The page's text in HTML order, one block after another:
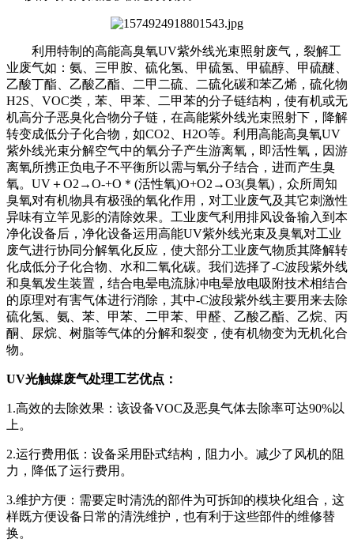
利用特制的高能高臭氧UV紫外线光束照射废气，裂解工
业废气如：氨、三甲胺、硫化氢、甲硫氢、甲硫醇、甲硫醚、
乙酸丁酯、乙酸乙酯、二甲二硫、二硫化碳和苯乙烯，硫化物
H2S、VOC类，苯、甲苯、二甲苯的分子链结构，使有机或无
机高分子恶臭化合物分子链，在高能紫外线光束照射下，降解
转变成低分子化合物，如CO2、H2O等。利用高能高臭氧UV
紫外线光束分解空气中的氧分子产生游离氧，即活性氧，因游
离氧所携正负电子不平衡所以需与氧分子结合，进而产生臭
氧。UV＋O2→O-+O＊(活性氧)O+O2→O3(臭氧)，众所周知
臭氧对有机物具有极强的氧化作用，对工业废气及其它刺激性
异味有立竿见影的清除效果。工业废气利用排风设备输入到本
净化设备后，净化设备运用高能UV紫外线光束及臭氧对工业
废气进行协同分解氧化反应，使大部分工业废气物质其降解转
化成低分子化合物、水和二氧化碳。我们选择了-C波段紫外线
和臭氧发生装置，结合电晕电流脉冲电晕放电吸附技术相结合
的原理对有害气体进行消除，其中-C波段紫外线主要用来去除
硫化氢、氨、苯、甲苯、二甲苯、甲醛、乙酸乙酯、乙烷、丙
酮、尿烷、树脂等气体的分解和裂变，使有机物变为无机化合
物。
UV光触媒废气处理工艺优点：
1.高效的去除效果：该设备VOC及恶臭气体去除率可达90%以
上。
2.运行费用低：设备采用卧式结构，阻力小。减少了风机的阻
力，降低了运行费用。
3.维护方便：需要定时清洗的部件为可拆卸的模块化组合，这
样既方便设备日常的清洗维护，也有利于这些部件的维修替
换。